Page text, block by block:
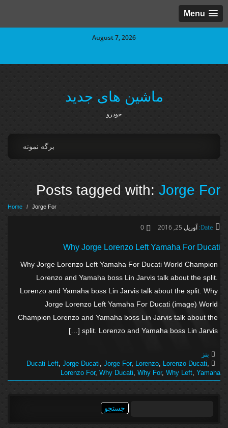
Menu
August 7, 2026
ماشین های جدید
خودرو
برگه نمونه
Posts tagged with:Jorge For
Home / Jorge For
Date: آوریل 25, 2016 0
Why Jorge Lorenzo Left Yamaha For Ducati
Why Jorge Lorenzo Left Yamaha For Ducati World Champion
Lorenzo and Yamaha boss Lin Jarvis talk about the split.
Lorenzo and Yamaha boss Lin Jarvis talk about the split. Why
Jorge Lorenzo Left Yamaha For Ducati (image) World
Champion Lorenzo and Yamaha boss Lin Jarvis talk about the
split. Lorenzo and Yamaha boss Lin Jarvis […]
بنز
Ducati Left,Jorge Ducati,Jorge For ,Lorenzo ,Lorenzo Ducati
Lorenzo For,Why Ducati,Why For,Why Left,Yamaha